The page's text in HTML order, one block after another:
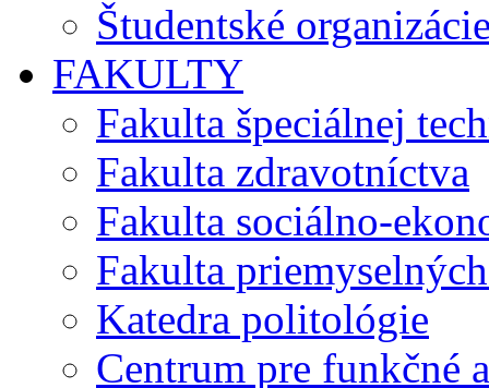
Študentské
FAKULTY
Fakulta špeciálnej
Fakulta zdravotníctva
Fakulta sociálno-
Fakulta
Katedra politológie
Centrum pre funkčné